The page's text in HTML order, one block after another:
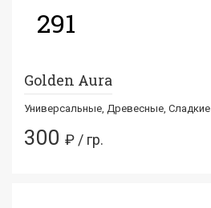
291
Golden Aura
Универсальные, Древесные, Сладкие
300 ₽ / гр.